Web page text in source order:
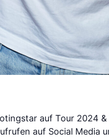
auf Tour 2024
auf Social Media